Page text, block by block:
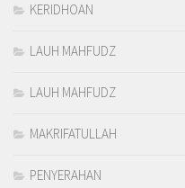
KERIDHOAN
LAUH MAHFUDZ
LAUH MAHFUDZ
MAKRIFATULLAH
PENYERAHAN